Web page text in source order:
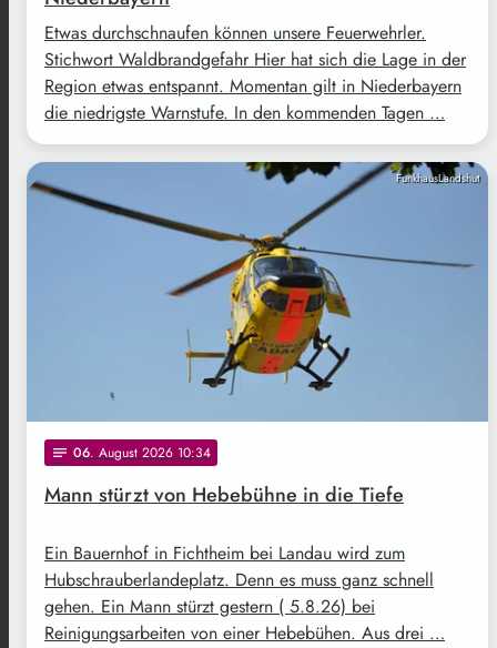
Etwas durchschnaufen können unsere Feuerwehrler.
Stichwort Waldbrandgefahr Hier hat sich die Lage in der
Region etwas entspannt. Momentan gilt in Niederbayern
die niedrigste Warnstufe. In den kommenden Tagen …
FunkhausLandshut
notes 06. August 2026 10:34
Mann stürzt von Hebebühne in die Tiefe
Ein Bauernhof in Fichtheim bei Landau wird zum
Hubschrauberlandeplatz. Denn es muss ganz schnell
gehen. Ein Mann stürzt gestern ( 5.8.26) bei
Reinigungsarbeiten von einer Hebebühen. Aus drei …